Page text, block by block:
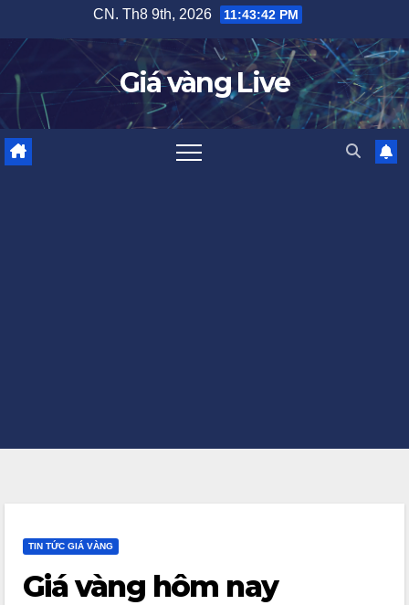
content
CN. Th8 9th, 2026 11:43:42 PM
Giá vàng Live
TIN TỨC GIÁ VÀNG
Giá vàng hôm nay